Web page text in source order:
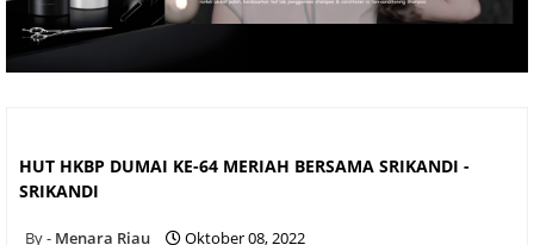
HUT HKBP DUMAI KE-64 MERIAH BERSAMA SRIKANDI -
SRIKANDI
Menara Riau Oktober 08, 2022